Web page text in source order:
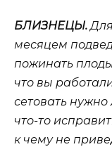
БЛИЗНЕЦЫ.
месяцем
пожинать
что вы
сетовать
что-то
к чему не